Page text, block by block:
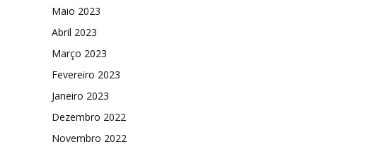
Maio 2023
Abril 2023
Março 2023
Fevereiro 2023
Janeiro 2023
Dezembro 2022
Novembro 2022